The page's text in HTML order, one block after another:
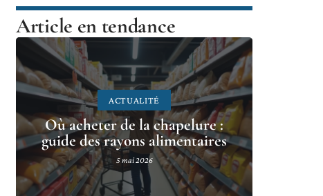
Article en tendance
ACTUALITÉ
Où acheter de la chapelure :
guide des rayons alimentaires
5 mai 2026